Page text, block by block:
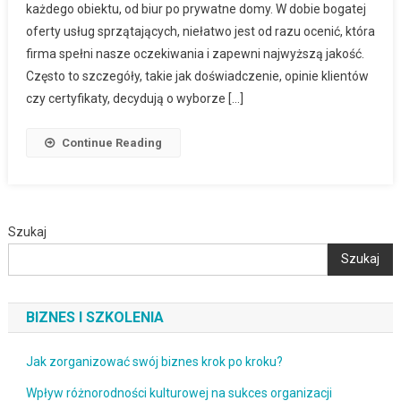
każdego obiektu, od biur po prywatne domy. W dobie bogatej
oferty usług sprzątających, niełatwo jest od razu ocenić, która
firma spełni nasze oczekiwania i zapewni najwyższą jakość.
Często to szczegóły, takie jak doświadczenie, opinie klientów
czy certyfikaty, decydują o wyborze […]
Continue Reading
Szukaj
Szukaj
BIZNES I SZKOLENIA
Jak zorganizować swój biznes krok po kroku?
Wpływ różnorodności kulturowej na sukces organizacji